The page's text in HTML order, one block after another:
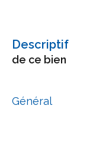
descriptif
de ce bien
Général